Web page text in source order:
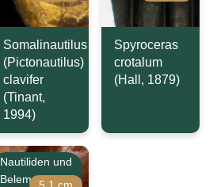
Somalinautilus
(Pictonautilus)
clavifer
(Tinant,
1994)
Spyroceras
crotalum
(Hall, 1879)
Nautiliden und
Belemniten